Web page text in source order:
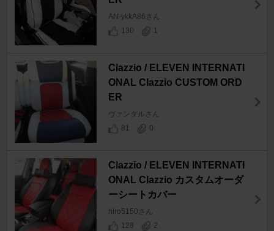
AN-ykkA86さん
130
1
Clazzio / ELEVEN INTERNATI
ONAL Clazzio CUSTOM ORD
ER
ヴァンダルさん
81
0
Clazzio / ELEVEN INTERNATI
ONAL Clazzio カスタムオーダ
ーシートカバー
hiro5150さん
128
2